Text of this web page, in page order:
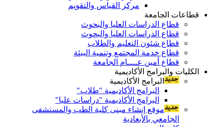
مركز القياس والتقويم
قطاعات الجامعة
قطاع الدراسات العليا والبحوث
قطاع الدراسات العليا والبحوث
قطاع شئون التعليم والطلاب
قطاع خدمة المجتمع وتنمية البيئة
قطاع أمين عــــام الجامعة
الكليات والبرامج الأكاديمية
البرامج الأكاديمية
البرامج الأكاديمية "طلاب"
البرامج الأكاديمية "دراسات عليا"
موقع إنشاء مبنى كلية الطب والمستشفى
الجامعي بالأبعادية